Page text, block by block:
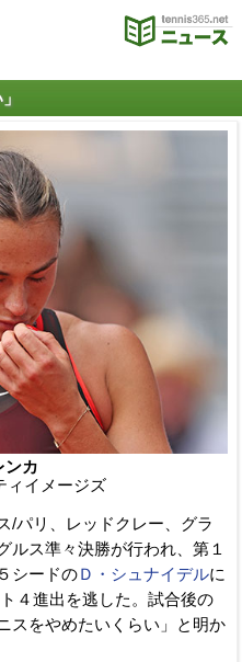
ンカ
ィイメージズ
/パリ、レッドクレー、グラ
ルス準々決勝が行われ、第１
シードのＤ・シュナイデルに
４進出を逃した。試合後の
スをやめたいくらい」と明か